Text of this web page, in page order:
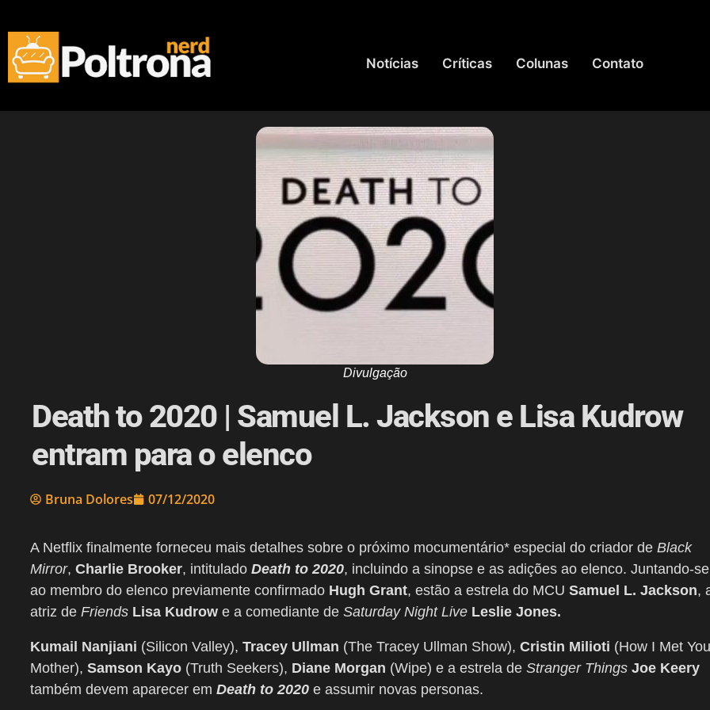
Notícias Críticas Colunas Contato
Divulgação
Death to 2020 | Samuel L. Jackson e Lisa Kudrow
entram para o elenco
Bruna Dolores 07/12/2020
A Netflix finalmente forneceu mais detalhes sobre o próximo mocumentário* especial do criador de Black
Mirror, Charlie Brooker, intitulado Death to 2020, incluindo a sinopse e as adições ao elenco. Juntando-se
ao membro do elenco previamente confirmado Hugh Grant, estão a estrela do MCU Samuel L. Jackson,
atriz de Friends Lisa Kudrow e a comediante de Saturday Night Live Leslie Jones.
Kumail Nanjiani (Silicon Valley), Tracey Ullman (The Tracey Ullman Show), Cristin Milioti (How I Met
Mother), Samson Kayo (Truth Seekers), Diane Morgan (Wipe) e a estrela de Stranger Things Joe Keery
também devem aparecer em Death to 2020 e assumir novas personas.